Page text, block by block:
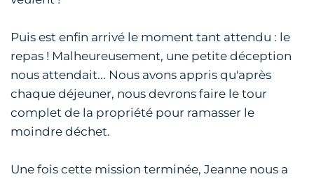
Puis est enfin arrivé le moment tant attendu : le
repas ! Malheureusement, une petite déception
nous attendait... Nous avons appris qu'après
chaque déjeuner, nous devrons faire le tour
complet de la propriété pour ramasser le
moindre déchet.
Une fois cette mission terminée, Jeanne nous a